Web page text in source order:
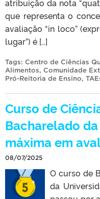
atribuição da nota
que representa o
avaliação “in loco”
lugar”) é […]
Tags: Centro de Ciências
Alimentos, Comunidade
Pró-Reitoria de Ensino,
Curso de
Bacharelado
máxima em
08/07/2025
O curso de
da